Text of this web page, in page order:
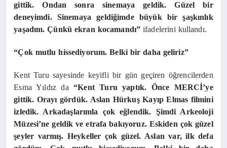
gittik. Ondan sonra sinemaya geldik. Güzel bir
deneyimdi. Sinemaya geldiğimde büyük bir şaşkınlık
yaşadım. Çünkü ekran kocamandı”ifadelerini kullandı.
“Çok mutlu hissediyorum. Belki bir daha geliriz”
Kent Turu sayesinde keyifli bir gün geçiren öğrencilerden
Esma Yıldız da“Kent Turu yaptık. Önce MERCİ’ye
gittik. Orayı gördük. Aslan Hürkuş Kayıp Elmas filmini
izledik. Arkadaşlarımla çok eğlendik. Şimdi Arkeoloji
Müzesi’ne geldik ve etrafa bakıyoruz. Eskiden çok güzel
şeyler varmış. Heykeller çok güzel. Aslan var, ilk defa